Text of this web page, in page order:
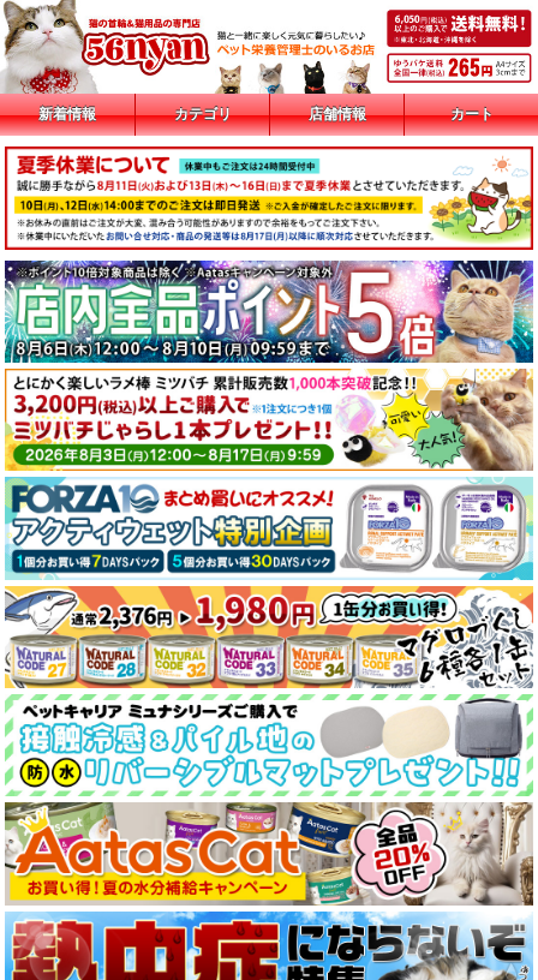
新着情報 カテゴリ 店舗情報 カート